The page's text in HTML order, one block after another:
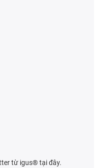
từ igus® tại đây.